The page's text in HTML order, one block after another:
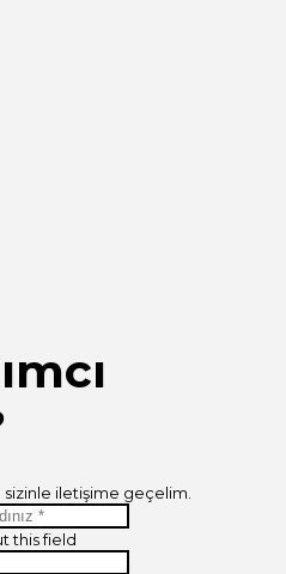
iletişime geçelim.
this field